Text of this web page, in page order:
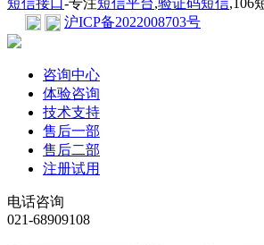
短信接口-专注短信平台,验证码短信,106
沪ICP备2022008703号
咨询中心
体验咨询
技术支持
售后一部
售后二部
注册试用
电话咨询
021-68909108